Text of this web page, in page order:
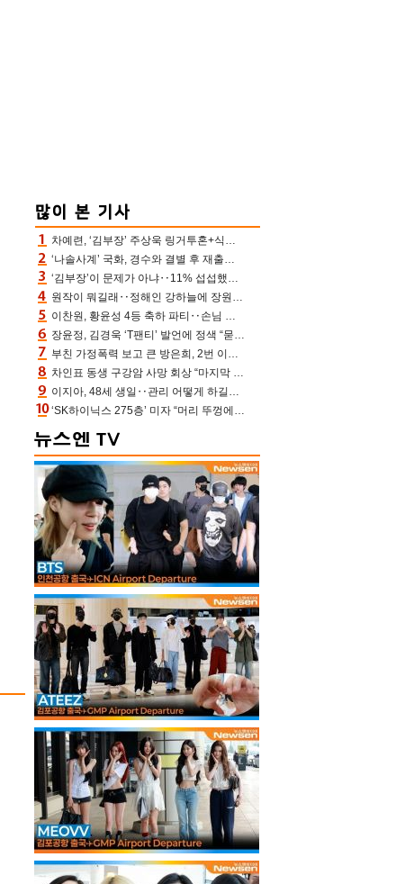
차예련, ‘김부장’ 주상욱 링거투혼+식스팩 비화 “옷 벗는데 아저씨는 안 된다고”(차장금)
‘나솔사계’ 국화, 경수와 결별 후 재출연…첫인상 3표 몰표
‘김부장’이 문제가 아냐‥11% 섭섭했던 ‘재벌X형사2’ 돈·빽 총동원해 컴백 [TV보고서]
원작이 뭐길래‥정해인 강하늘에 장원영까지 참여한 이 영화
이찬원, 황윤성 4등 축하 파티‥손님 모으려 블랙핑크 지수와 친한 척(편스토랑)[어제TV]
장윤정, 김경욱 ‘T팬티’ 발언에 정색 “묻지 않았는데, 그것도 성희롱”(장공장)
부친 가정폭력 보고 큰 방은희, 2번 이혼 후 잠수→母 고독사에 자책(특종세상)[어제TV]
차인표 동생 구강암 사망 회상 “마지막 순간 동생 손 잡아준 신애라, 두고두고 고마워” (신애라이프)
이지아, 48세 생일‥관리 어떻게 하길래 놀라운 동안 미모
‘SK하이닉스 275층’ 미자 “머리 뚜껑에서 사, 주식만 안 해도 돈 버는 것”